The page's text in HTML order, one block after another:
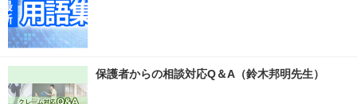
保護者からの相談対応Q＆A（鈴木邦明先生）